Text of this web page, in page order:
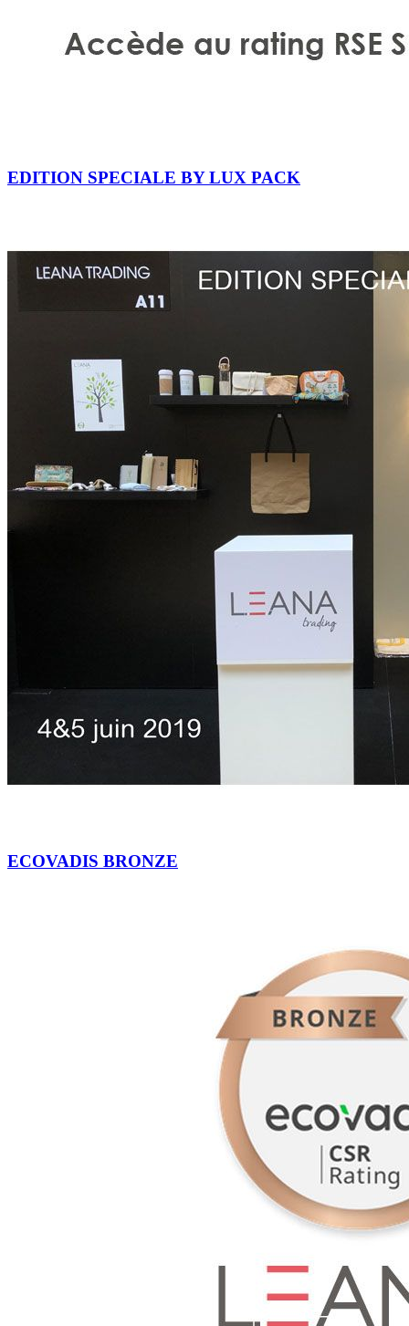
EDITION SPECIALE BY LUX PACK
ECOVADIS BRONZE